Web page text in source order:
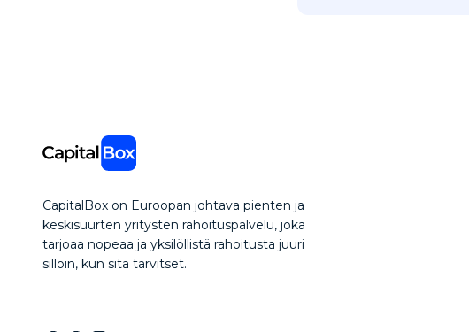
CapitalBox on Euroopan johtava pienten ja
keskisuurten yritysten rahoituspalvelu, joka
tarjoaa nopeaa ja yksilöllistä rahoitusta juuri
silloin, kun sitä tarvitset.